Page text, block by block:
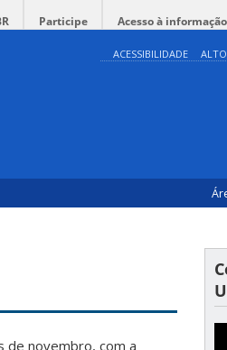
Participe Acesso à informação
ACESSIBILIDADE
de novembro, com a